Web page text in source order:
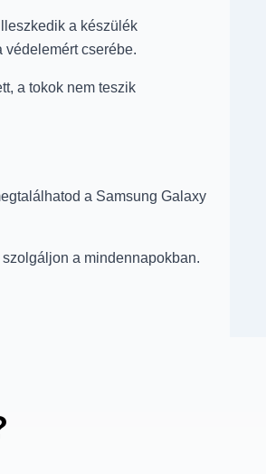
a készülék
védelemért cserébe.
a tokok nem teszik
a Samsung Galaxy
a mindennapokban.